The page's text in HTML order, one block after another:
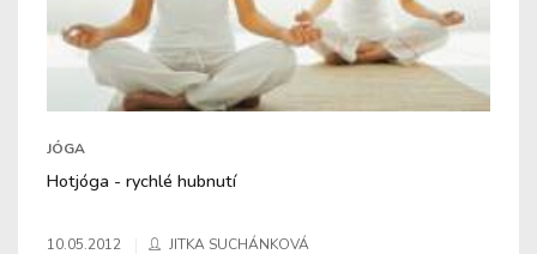
JÓGA
Hotjóga - rychlé hubnutí
10.05.2012 JITKA SUCHÁNKOVÁ